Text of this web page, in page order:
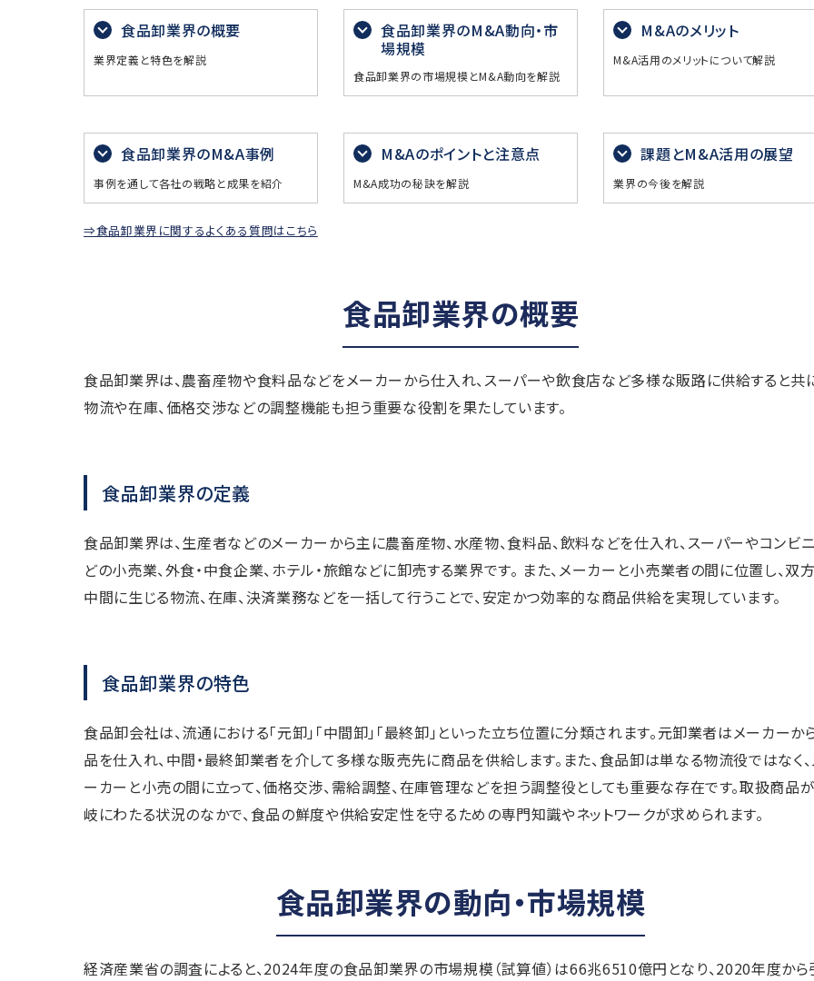
食品卸業界の概要
業界定義と特色を解説
食品卸業界のM&A動向・市
場規模
食品卸業界の市場規模とM&A動向を解説
M&Aのメリット
M&A活用のメリットについて解説
食品卸業界のM&A事例
事例を通して各社の戦略と成果を紹介
M&Aのポイントと注意点
M&A成功の秘訣を解説
課題とM&A活用の展望
業界の今後を解説
⇒食品卸業界に関するよくある質問はこちら
食品卸業界の概要
食品卸業界は、農畜産物や食料品などをメーカーから仕入れ、スーパーや飲食店など多様な販路に供給すると共
物流や在庫、価格交渉などの調整機能も担う重要な役割を果たしています。
食品卸業界の定義
食品卸業界は、生産者などのメーカーから主に農畜産物、水産物、食料品、飲料などを仕入れ、スーパーやコンビ
どの小売業、外食・中食企業、ホテル・旅館などに卸売する業界です。 また、メーカーと小売業者の間に位置し、双
中間に生じる物流、在庫、決済業務などを一括して行うことで、安定かつ効率的な商品供給を実現しています。
食品卸業界の特色
食品卸会社は、流通における「元卸」「中間卸」「最終卸」といった立ち位置に分類されます。元卸業者はメーカーか
品を仕入れ、中間・最終卸業者を介して多様な販売先に商品を供給します。また、食品卸は単なる物流役ではなく、
ーカーと小売の間に立って、価格交渉、需給調整、在庫管理などを担う調整役としても重要な存在です。取扱商品
岐にわたる状況のなかで、食品の鮮度や供給安定性を守るための専門知識やネットワークが求められます。
食品卸業界の動向・市場規模
経済産業省の調査によると、2024年度の食品卸業界の市場規模（試算値）は66兆6510億円となり、2020年度から